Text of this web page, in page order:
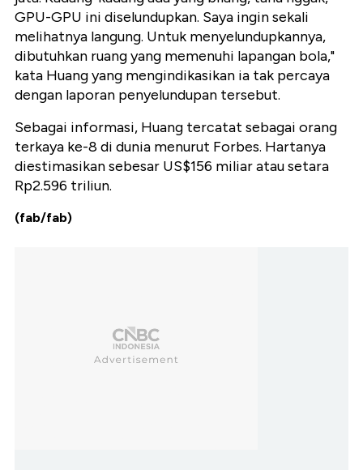
GPU-GPU ini diselundupkan. Saya ingin sekali
melihatnya langung. Untuk menyelundupkannya,
dibutuhkan ruang yang memenuhi lapangan bola,"
kata Huang yang mengindikasikan ia tak percaya
dengan laporan penyelundupan tersebut.
Sebagai informasi, Huang tercatat sebagai orang
terkaya ke-8 di dunia menurut Forbes. Hartanya
diestimasikan sebesar US$156 miliar atau setara
Rp2.596 triliun.
(fab/fab)